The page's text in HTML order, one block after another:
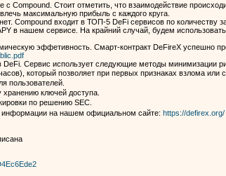
Compound. Стоит отметить, что взаимодействие
максимальную прибыль с каждого круга.
Compound входит в ТОП-5 DeFi сервисов по количеству
в нашем сервисе. На крайний случай, будем
эффетивность. Смарт-контракт DeFireX успешно
Сервис использует следующие методы минимизации
который позволяет при первых признаках взлома или
пользователей.
хранению ключей доступа.
по решению SEC.
на нашем официальном сайте: https://defirex.org/